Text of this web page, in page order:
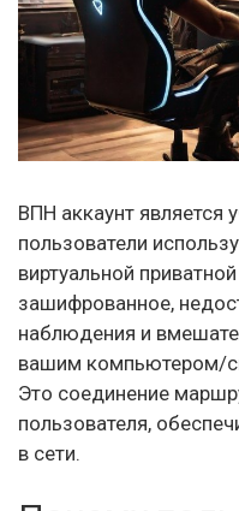
ВПН аккаунт является
пользователи
виртуальной
зашифрованное,
наблюдения и
вашим компьютером/
Это соединение
пользователя,
в сети.